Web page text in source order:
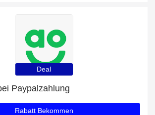
Deal
Paypalzahlung
Rabatt Bekommen